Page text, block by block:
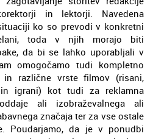
in lektorji. Navedena
ko so prevodi v konkretni
toda v njih morajo biti
da bi se lahko uporabljali v
omogočamo tudi kompletno
različne vrste filmov (risani,
in igrani) kot tudi za reklamna
ali izobraževalnega ali
značaja ter za vse ostale
Poudarjamo, da je v ponudbi